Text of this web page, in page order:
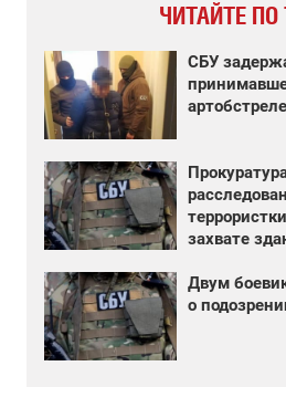
ЧИТАЙТЕ ПО
СБУ
захвате
Двум
о